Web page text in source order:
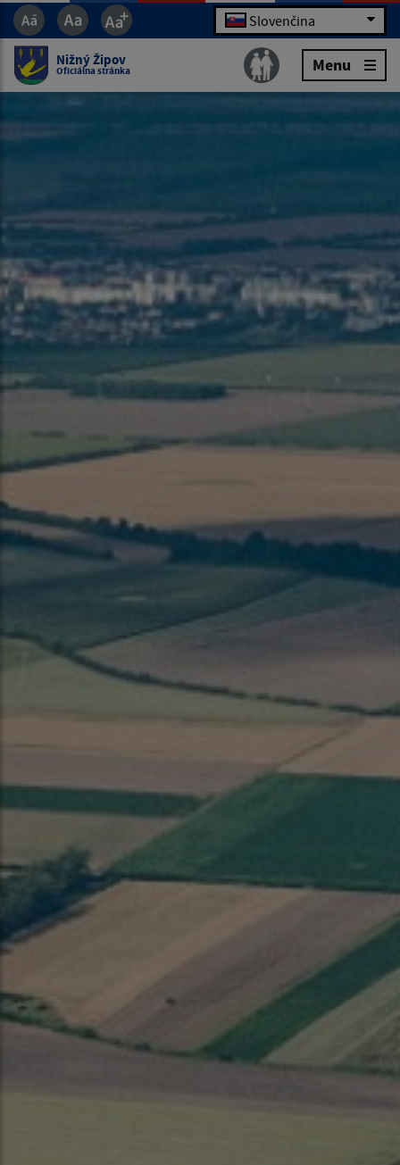
Slovenčina
Nižný Žipov
Oficiálna stránka Menu